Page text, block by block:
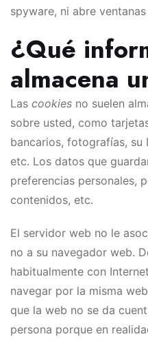
spyware, ni abre
¿Qué
almacena
Las cookies no suelen
sobre usted, como
bancarios, fotografías, su
etc. Los datos que
preferencias personales,
contenidos, etc.
El servidor web no le
no a su navegador web.
habitualmente con
navegar por la misma
que la web no se da
persona porque en